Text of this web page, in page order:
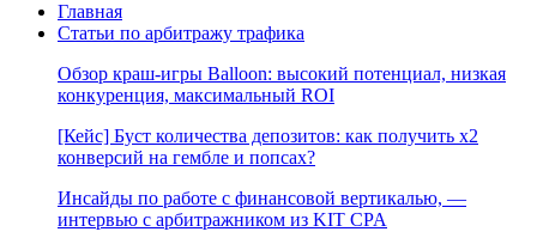
Главная
Статьи по арбитражу трафика
Обзор краш-игры Balloon: высокий потенциал, низкая
конкуренция, максимальный ROI
[Кейс] Буст количества депозитов: как получить х2
конверсий на гембле и попсах?
Инсайды по работе с финансовой вертикалью, —
интервью с арбитражником из KIT CPA